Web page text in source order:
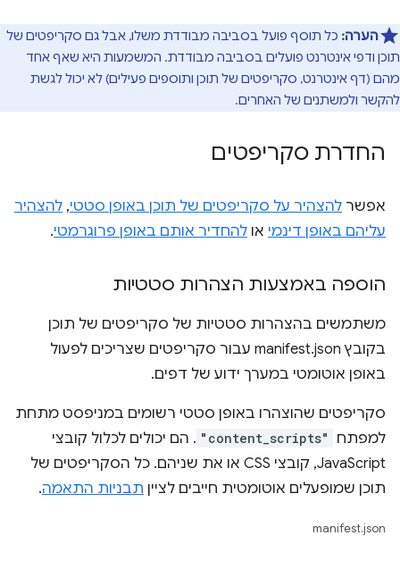
הערה: כל תוסף פועל בסביבה מבודדת משלו, אבל גם סקריפטים של
תוכן ודפי אינטרנט פועלים בסביבה מבודדת. המשמעות היא שאף אחד
מהם (דף אינטרנט, סקריפטים של תוכן ותוספים פעילים) לא יכול לגשת
להקשר ולמשתנים של האחרים.
החדרת סקריפטים
אפשר להצהיר על סקריפטים של תוכן באופן סטטי, להצהיר
עליהם באופן דינמי או להחדיר אותם באופן פרוגרמטי.
הוספה באמצעות הצהרות סטטיות
משתמשים בהצהרות סטטיות של סקריפטים של תוכן
בקובץ manifest.json עבור סקריפטים שצריכים לפעול
באופן אוטומטי במערך ידוע של דפים.
סקריפטים שהוצהרו באופן סטטי רשומים במניפסט מתחת
למפתח
"content_scripts" . הם יכולים לכלול קובצי
JavaScript, קובצי CSS או את שניהם. כל הסקריפטים של
תוכן שמופעלים אוטומטית חייבים לציין תבניות התאמה.
manifest.json